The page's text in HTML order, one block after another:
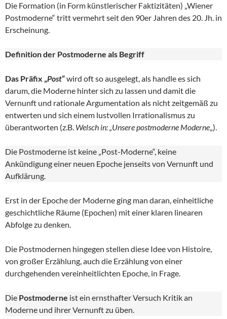
Die Formation (in Form künstlerischer Faktizitäten) „Wiener
Postmoderne“ tritt vermehrt seit den 90er Jahren des 20. Jh. in
Erscheinung.
Definition der Postmoderne als Begriff
Das Präfix „Post“wird oft so ausgelegt, als handle es sich
darum, die Moderne hinter sich zu lassen und damit die
Vernunft und rationale Argumentation als nicht zeitgemäß zu
entwerten und sich einem lustvollen Irrationalismus zu
überantworten (z.B. Welsch in: „Unsere postmoderne Moderne„).
Die Postmoderne ist keine „Post-Moderne“, keine
Ankündigung einer neuen Epoche jenseits von Vernunft und
Aufklärung.
Erst in der Epoche der Moderne ging man daran, einheitliche
geschichtliche Räume (Epochen) mit einer klaren linearen
Abfolge zu denken.
Die Postmodernen hingegen stellen diese Idee von Histoire,
von großer Erzählung, auch die Erzählung von einer
durchgehenden vereinheitlichten Epoche, in Frage.
Die Postmoderne ist ein ernsthafter Versuch Kritik an
Moderne und ihrer Vernunft zu üben.